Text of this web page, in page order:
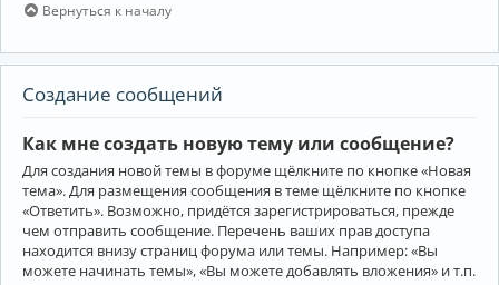
Вернуться к началу
Создание сообщений
Как мне создать новую тему или сообщение?
Для создания новой темы в форуме щёлкните по кнопке «Новая
тема». Для размещения сообщения в теме щёлкните по кнопке
«Ответить». Возможно, придётся зарегистрироваться, прежде
чем отправить сообщение. Перечень ваших прав доступа
находится внизу страниц форума или темы. Например: «Вы
можете начинать темы», «Вы можете добавлять вложения» и т.п.